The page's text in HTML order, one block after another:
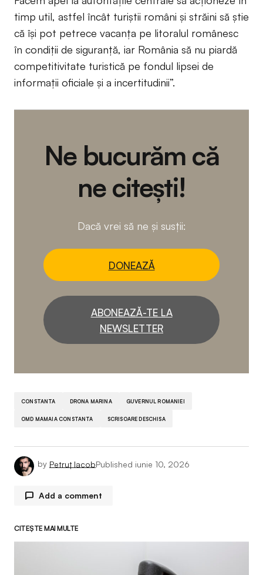
timp util, astfel încât turiștii români și străini să știe
că își pot petrece vacanța pe litoralul românesc
în condiții de siguranță, iar România să nu piardă
competitivitate turistică pe fondul lipsei de
informații oficiale și a incertitudinii”.
Ne bucurăm că
ne citești!
Dacă vrei să ne și susții:
DONEAZĂ
ABONEAZĂ-TE LA
NEWSLETTER
CONSTANTA DRONA MARINA GUVERNUL ROMANIEI
OMD MAMAIA CONSTANTA SCRISOARE DESCHISA
by Petruț IacobPublished iunie 10, 2026
Add a comment
CITEȘTE MAI MULTE